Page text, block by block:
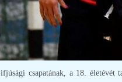
csapatának, a 18. életévét